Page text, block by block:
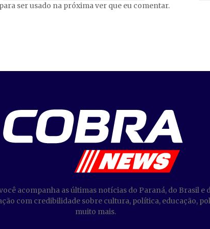
ser usado na próxima ver que eu comentar.
acompanha as últimas notícias do Paraná, do Brasil e
com credibilidade sobre cultura, política, educação,
muito mais.